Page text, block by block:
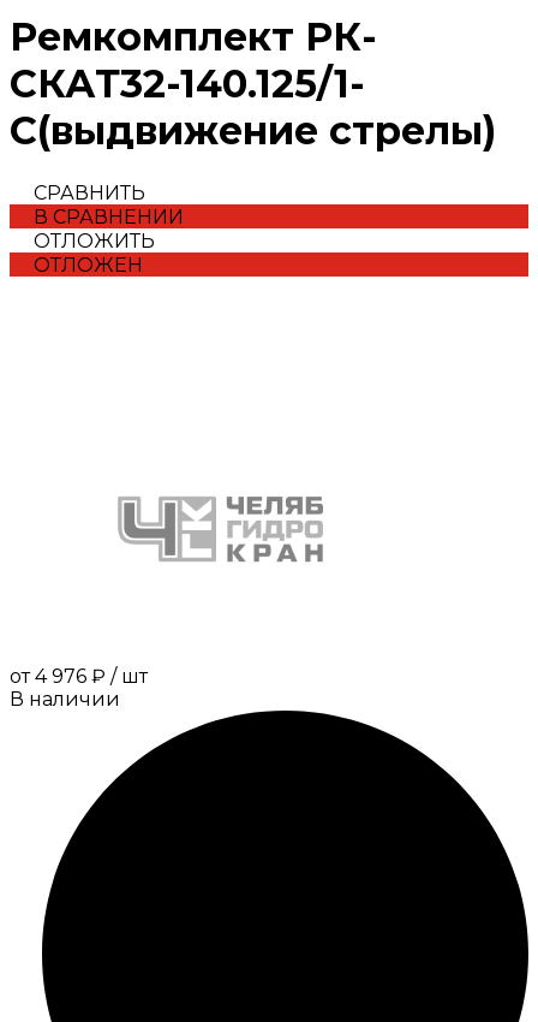
Ремкомплект РК-
СКАТ32-140.125/1-
С(выдвижение стрелы)
СРАВНИТЬ
В СРАВНЕНИИ
ОТЛОЖИТЬ
ОТЛОЖЕН
от 4 976 ₽ / шт
В наличии